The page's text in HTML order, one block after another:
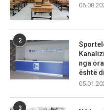
2
nga
është
3